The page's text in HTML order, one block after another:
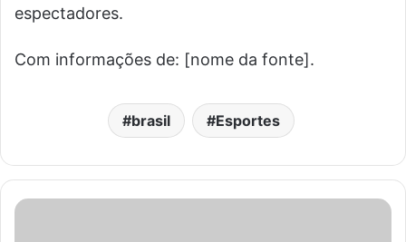
espectadores.
Com informações de: [nome da fonte].
brasil Esportes